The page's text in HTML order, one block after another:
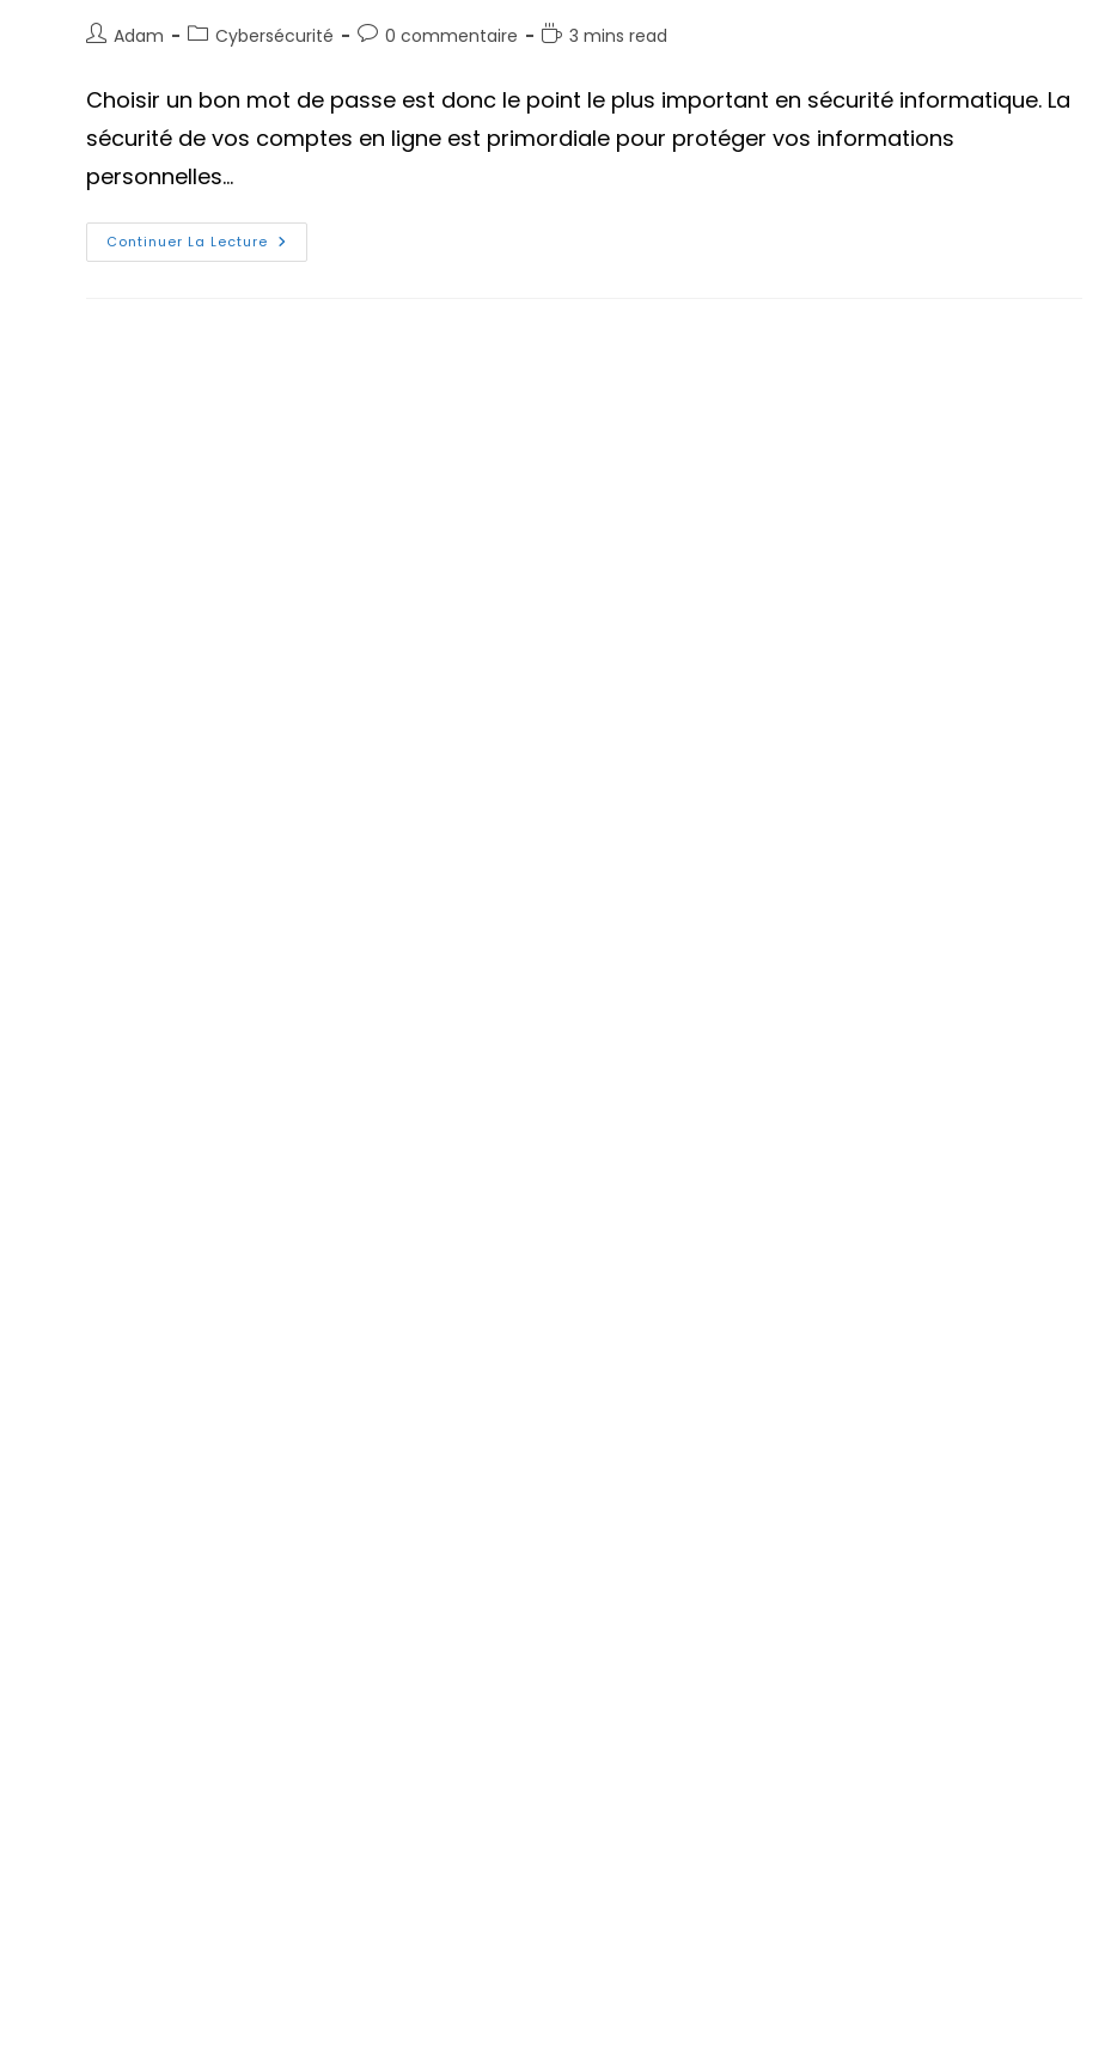
Auteur/autrice
publication :
Adam
PostCybersécurité
Commentaires
publication :
0 commentaire
Temps3 mins read
Choisir un bon mot de passe est donc le point le plus important en sécurité informatique. La
sécurité de vos comptes en ligne est primordiale pour protéger vos informations
personnelles…
Continuer La Lecture Comment
Choisir